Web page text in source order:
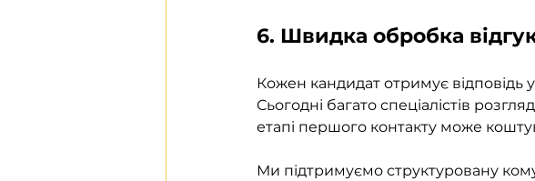
6. Швидка обробка
Кожен кандидат отримує відповідь
Сьогодні багато спеціалістів
етапі першого контакту може
Ми підтримуємо структуровану